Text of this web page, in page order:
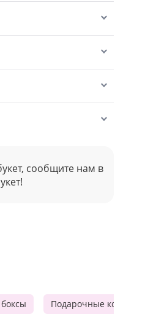
сообщите нам в
Подарочные корзины